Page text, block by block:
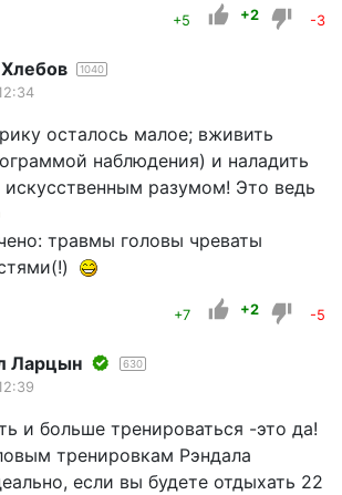
+5 +2 -3
1040
осталось малое; вживить
наблюдения) и наладить
искусственным разумом! Это ведь
травмы головы чреваты
+7 +2 -5
Ларцын 630
и больше тренироваться -это да!
тренировкам Рэндала
если вы будете отдыхать 22